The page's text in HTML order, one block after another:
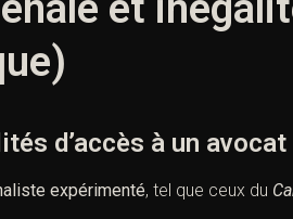
d’accès à un avocat
expérimenté, tel que ceux du